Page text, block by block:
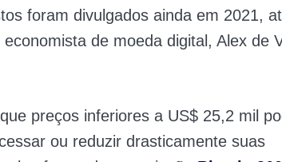
foram divulgados ainda em 2021,
de moeda digital, Alex de
preços inferiores a US$ 25,2 mil
ou reduzir drasticamente suas